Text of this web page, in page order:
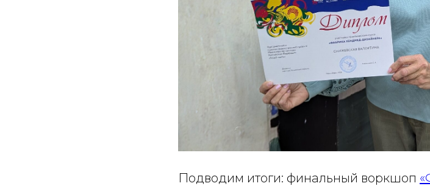
Подводим итоги: финальный воркшоп